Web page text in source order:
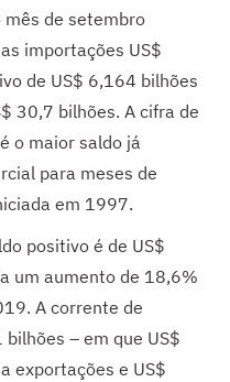
de setembro
importações US$
de US$ 6,164 bilhões
30,7 bilhões. A cifra de
o maior saldo já
para meses de
em 1997.
positivo é de US$
um aumento de 18,6%
A corrente de
– em que US$
exportações e US$